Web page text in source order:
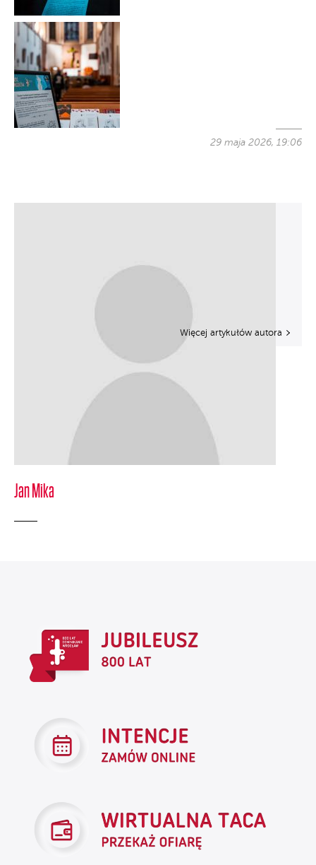
29 maja 2026, 19:06
Jan Mika
Więcej artykułów autora